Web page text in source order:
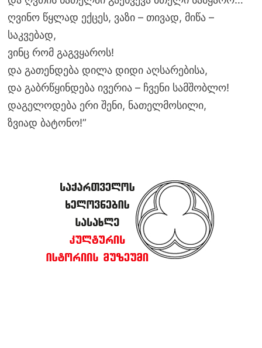
ღვინო წყლად ექცეს, ვაზი – თივად, მიწა –
საკვებად,
ვინც რომ გაგვყაროს!
და გათენდება დილა დიდი აღსარებისა,
და გაბრწყინდება ივერია – ჩვენი სამშობლო!
დაგელოდება ერი შენი, ნათელმოსილი,
ზვიად ბატონო!”